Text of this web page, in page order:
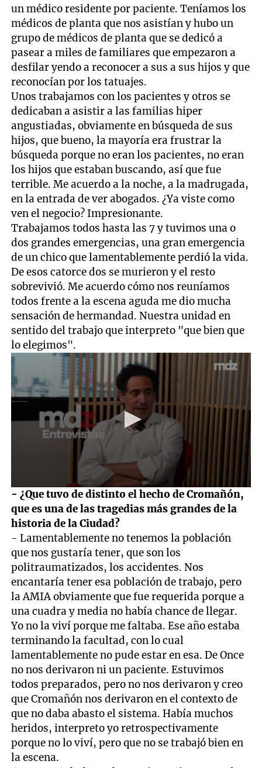
un médico residente por paciente. Teníamos los
médicos de planta que nos asistían y hubo un
grupo de médicos de planta que se dedicó a
pasear a miles de familiares que empezaron a
desfilar yendo a reconocer a sus a sus hijos y que
reconocían por los tatuajes.
Unos trabajamos con los pacientes y otros se
dedicaban a asistir a las familias hiper
angustiadas, obviamente en búsqueda de sus
hijos, que bueno, la mayoría era frustrar la
búsqueda porque no eran los pacientes, no eran
los hijos que estaban buscando, así que fue
terrible. Me acuerdo a la noche, a la madrugada,
en la entrada de ver abogados. ¿Ya viste como
ven el negocio? Impresionante.
Trabajamos todos hasta las 7 y tuvimos una o
dos grandes emergencias, una gran emergencia
de un chico que lamentablemente perdió la vida.
De esos catorce dos se murieron y el resto
sobrevivió. Me acuerdo cómo nos reuníamos
todos frente a la escena aguda me dio mucha
sensación de hermandad. Nuestra unidad en
sentido del trabajo que interpreto "que bien que
lo elegimos".
seconds
of
1
minute,
15
- ¿Que tuvo de distinto el hecho de Cromañón,
que es una de las tragedias más grandes de la
historia de la Ciudad?
- Lamentablemente no tenemos la población
que nos gustaría tener, que son los
politraumatizados, los accidentes. Nos
encantaría tener esa población de trabajo, pero
la AMIA obviamente que fue requerida porque a
una cuadra y media no había chance de llegar.
Yo no la viví porque me faltaba. Ese año estaba
terminando la facultad, con lo cual
lamentablemente no pude estar en esa. De Once
no nos derivaron ni un paciente. Estuvimos
todos preparados, pero no nos derivaron y creo
que Cromañón nos derivaron en el contexto de
que no daba abasto el sistema. Había muchos
heridos, interpreto yo retrospectivamente
porque no lo viví, pero que no se trabajó bien en
la escena.